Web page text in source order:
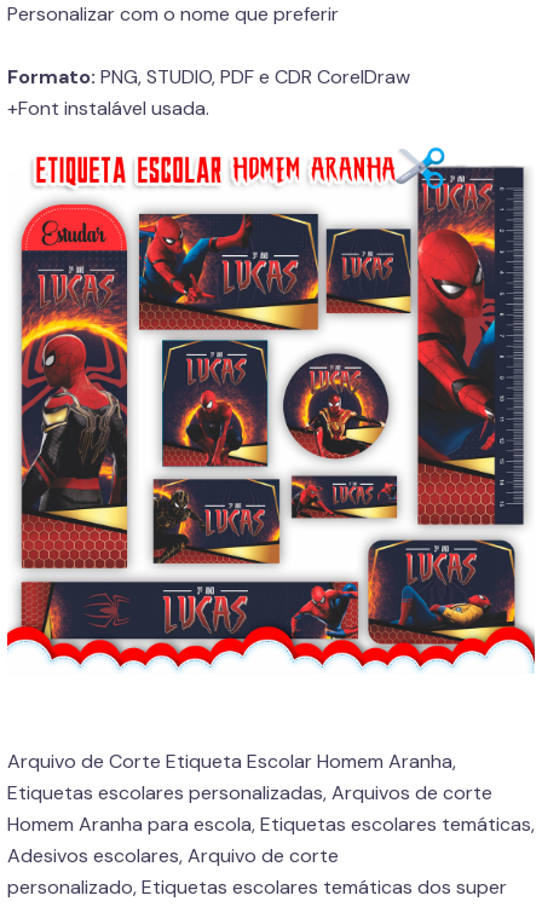
Personalizar com o nome que preferir
Formato: PNG, STUDIO, PDF e CDR CorelDraw
+Font instalável usada.
Arquivo de Corte Etiqueta Escolar Homem Aranha,
Etiquetas escolares personalizadas, Arquivos de corte
Homem Aranha para escola, Etiquetas escolares temáticas,
Adesivos escolares, Arquivo de corte
personalizado, Etiquetas escolares temáticas dos super